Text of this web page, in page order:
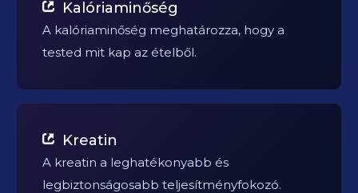
Kalóriaminőség
A kalóriaminőség meghatározza, hogy a
tested mit kap az ételből.
Kreatin
A kreatin a leghatékonyabb és
legbiztonságosabb teljesítményfokozó.